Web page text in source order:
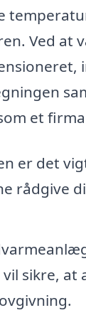
Ved at
et
er det
rådgive
sikre,